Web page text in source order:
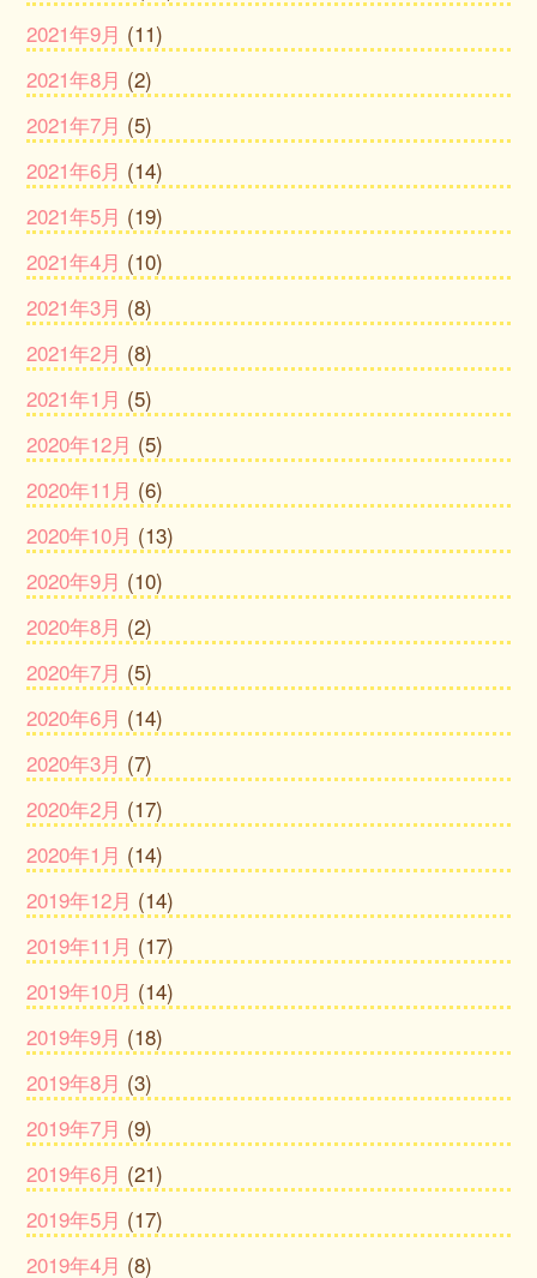
2021年9月 (11)
2021年8月 (2)
2021年7月 (5)
2021年6月 (14)
2021年5月 (19)
2021年4月 (10)
2021年3月 (8)
2021年2月 (8)
2021年1月 (5)
2020年12月 (5)
2020年11月 (6)
2020年10月 (13)
2020年9月 (10)
2020年8月 (2)
2020年7月 (5)
2020年6月 (14)
2020年3月 (7)
2020年2月 (17)
2020年1月 (14)
2019年12月 (14)
2019年11月 (17)
2019年10月 (14)
2019年9月 (18)
2019年8月 (3)
2019年7月 (9)
2019年6月 (21)
2019年5月 (17)
2019年4月 (8)